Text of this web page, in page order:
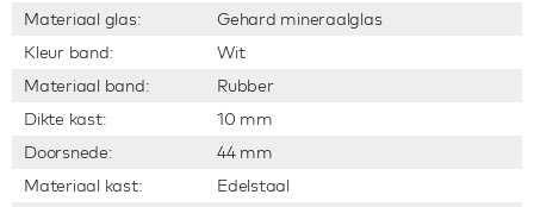
Materiaal glas:
Gehard mineraalglas
Kleur band:
Wit
Materiaal band:
Rubber
Dikte kast:
10 mm
Doorsnede:
44 mm
Materiaal kast:
Edelstaal